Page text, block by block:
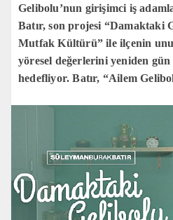
Gelibolu’nun girişimci iş
Batır, son projesi “Damaktaki
Mutfak Kültürü” ile ilçenin
yöresel değerlerini yeniden gün
hedefliyor. Batır, “Ailem